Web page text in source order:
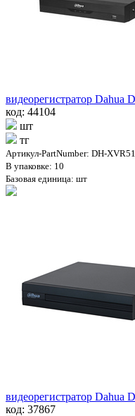
видеорегистратор Dahua
код: 44104
шт
тг
Артикул-PartNumber: DH-
В упаковке: 10
Базовая единица: шт
видеорегистратор Dahua
код: 37867